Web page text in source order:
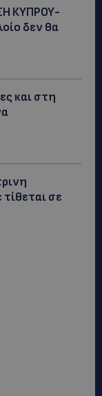
ΚΥΠΡΟΥ-
δεν θα
και στη
σε